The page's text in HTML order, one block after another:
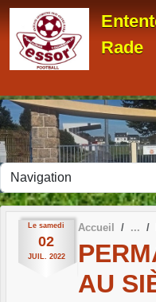
Rade
Le samedi
02
JUIL. 2022
Accueil
AU
Panneau de gestion des